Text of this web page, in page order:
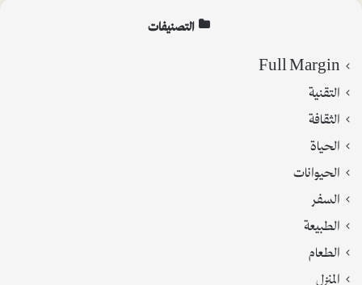
التصنيفات
Full Margin
التقنية
الثقافة
الحياة
الحيوانات
السفر
الطبيعة
الطعام
المنزل